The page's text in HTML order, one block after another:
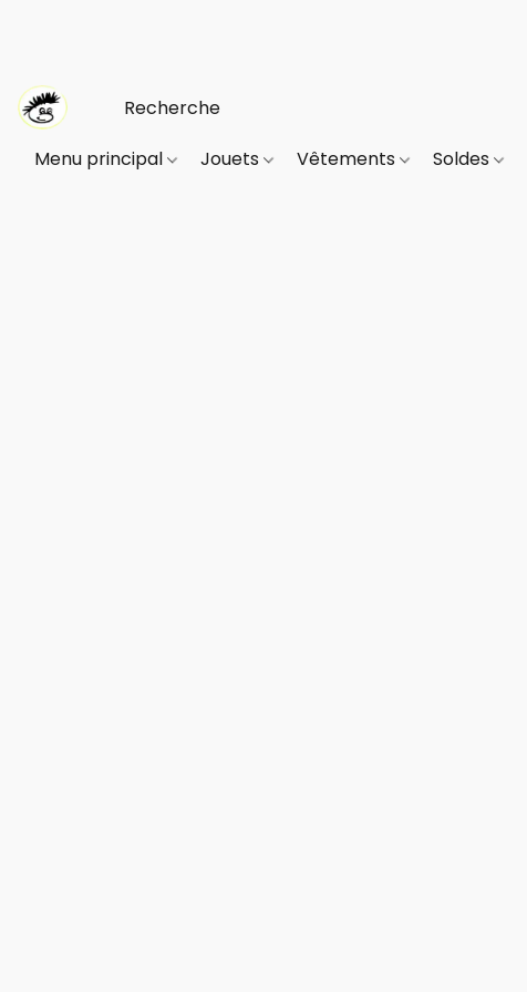
Menu principal Jouets Vêtements Soldes